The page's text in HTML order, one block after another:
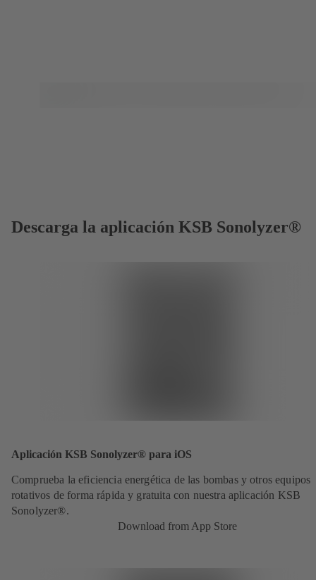
Descarga la aplicación KSB Sonolyzer®
Aplicación KSB Sonolyzer® para iOS
Comprueba la eficiencia energética de las bombas y otros equipos
rotativos de forma rápida y gratuita con nuestra aplicación KSB
Sonolyzer®.
Download from App Store